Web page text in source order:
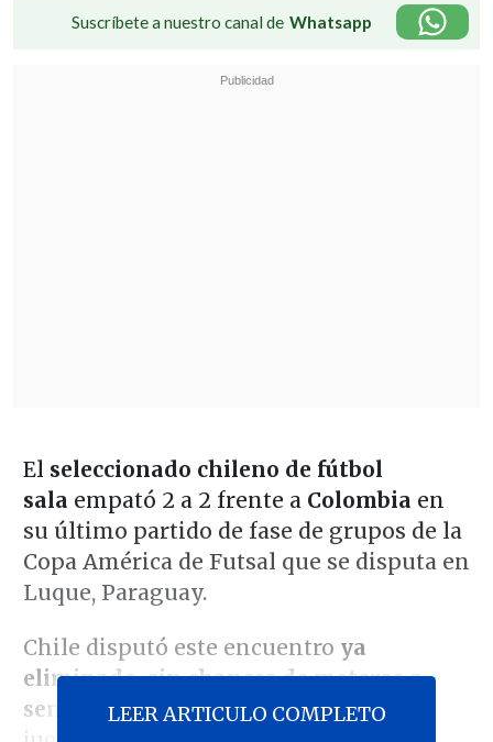
Suscríbete a nuestro canal de Whatsapp
El seleccionado chileno de fútbol
sala empató 2 a 2 frente a Colombia en
su último partido de fase de grupos de la
Copa América de Futsal que se disputa en
Luque, Paraguay.
Chile disputó este encuentro ya
eliminado, sin chances de meterse a
semifinalesdel certamen que se está
LEER ARTICULO COMPLETO